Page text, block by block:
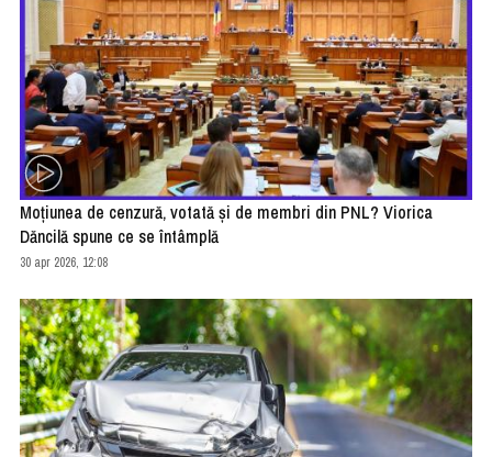
Moţiunea de cenzură, votată şi de membri din PNL? Viorica
Dăncilă spune ce se întâmplă
30 apr 2026, 12:08